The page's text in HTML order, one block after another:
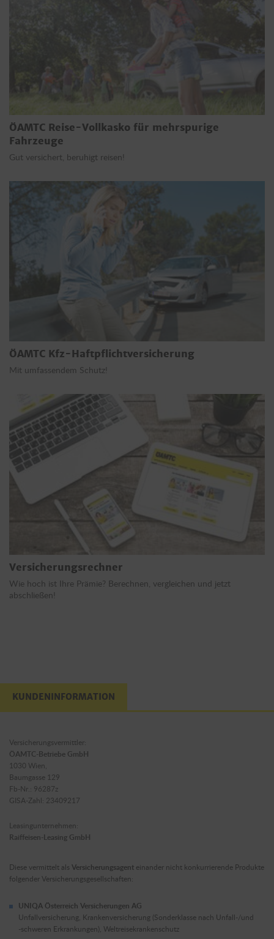
ÖAMTC Reise-Vollkasko für mehrspurige
Fahrzeuge
Gut versichert, beruhigt reisen!
ÖAMTC Kfz-Haftpflichtversicherung
Mit umfassendem Schutz!
Versicherungsrechner
Wie hoch ist Ihre Prämie? Berechnen, vergleichen und jetzt
abschließen!
KUNDENINFORMATION
Versicherungsvermittler:
ÖAMTC-Betriebe GmbH
1030 Wien,
Baumgasse 129
Fb-Nr.: 96287z
GISA-Zahl: 23409217
Leasingunternehmen:
Raiffeisen-Leasing GmbH
Diese vermittelt als Versicherungsagent einander nicht konkurrierende Produkte
folgender Versicherungsgesellschaften:
UNIQA Österreich Versicherungen AG
Unfallversicherung, Krankenversicherung (Sonderklasse nach Unfall-/und
-schweren Erkrankungen), Weltreisekrankenschutz